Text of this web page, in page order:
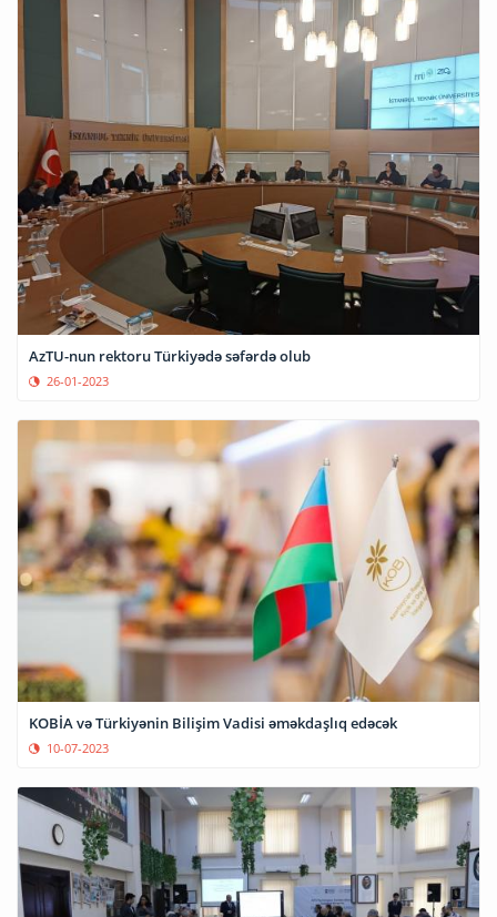
AzTU-nun rektoru Türkiyədə səfərdə olub
26-01-2023
KOBİA və Türkiyənin Bilişim Vadisi əməkdaşlıq edəcək
10-07-2023